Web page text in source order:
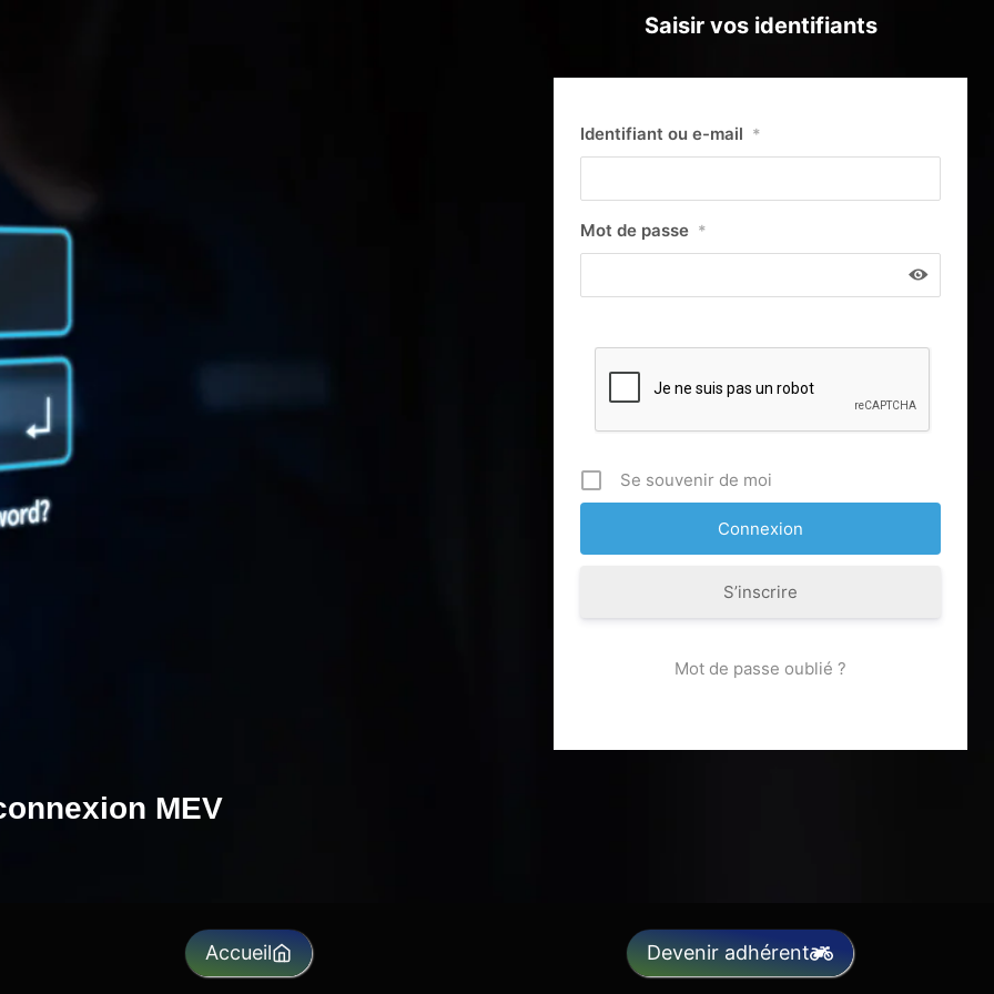
Saisir vos identifiants
Identifiant ou e-mail *
Mot de passe *
Se souvenir de moi
S’inscrire
Mot de passe oublié ?
MEV
Accueil Devenir adhérent